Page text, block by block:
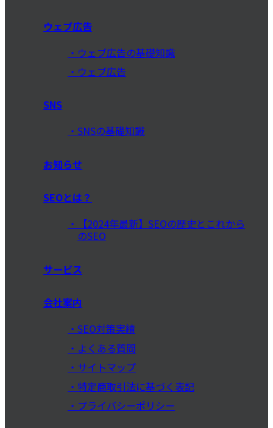
ウェブ広告
ウェブ広告の基礎知識
ウェブ広告
SNS
SNSの基礎知識
お知らせ
SEOとは？
【2024年最新】SEOの歴史とこれから
のSEO
サービス
会社案内
SEO対策実績
よくある質問
サイトマップ
特定商取引法に基づく表記
プライバシーポリシー